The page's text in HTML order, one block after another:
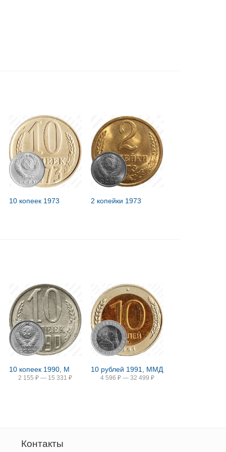
10 копеек 1973 2 копейки 1973
10 копеек 1990, М
2 155 ₽ — 15 331 ₽
10 рублей 1991, ММД
4 596 ₽ — 32 499 ₽
Контакты